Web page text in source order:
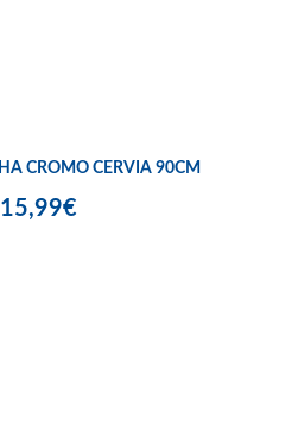
BARRA DE DUCHA CROMO CERVIA 90CM
15,99€